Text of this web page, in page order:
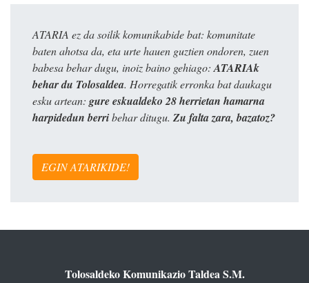
ATARIA ez da soilik komunikabide bat: komunitate
baten ahotsa da, eta urte hauen guztien ondoren, zuen
babesa behar dugu, inoiz baino gehiago: ATARIAk
behar du Tolosaldea. Horregatik erronka bat daukagu
esku artean: gure eskualdeko 28 herrietan hamarna
harpidedun berribehar ditugu. Zu falta zara, bazatoz?
EGIN ATARIKIDE!
Tolosaldeko Komunikazio Taldea S.M.